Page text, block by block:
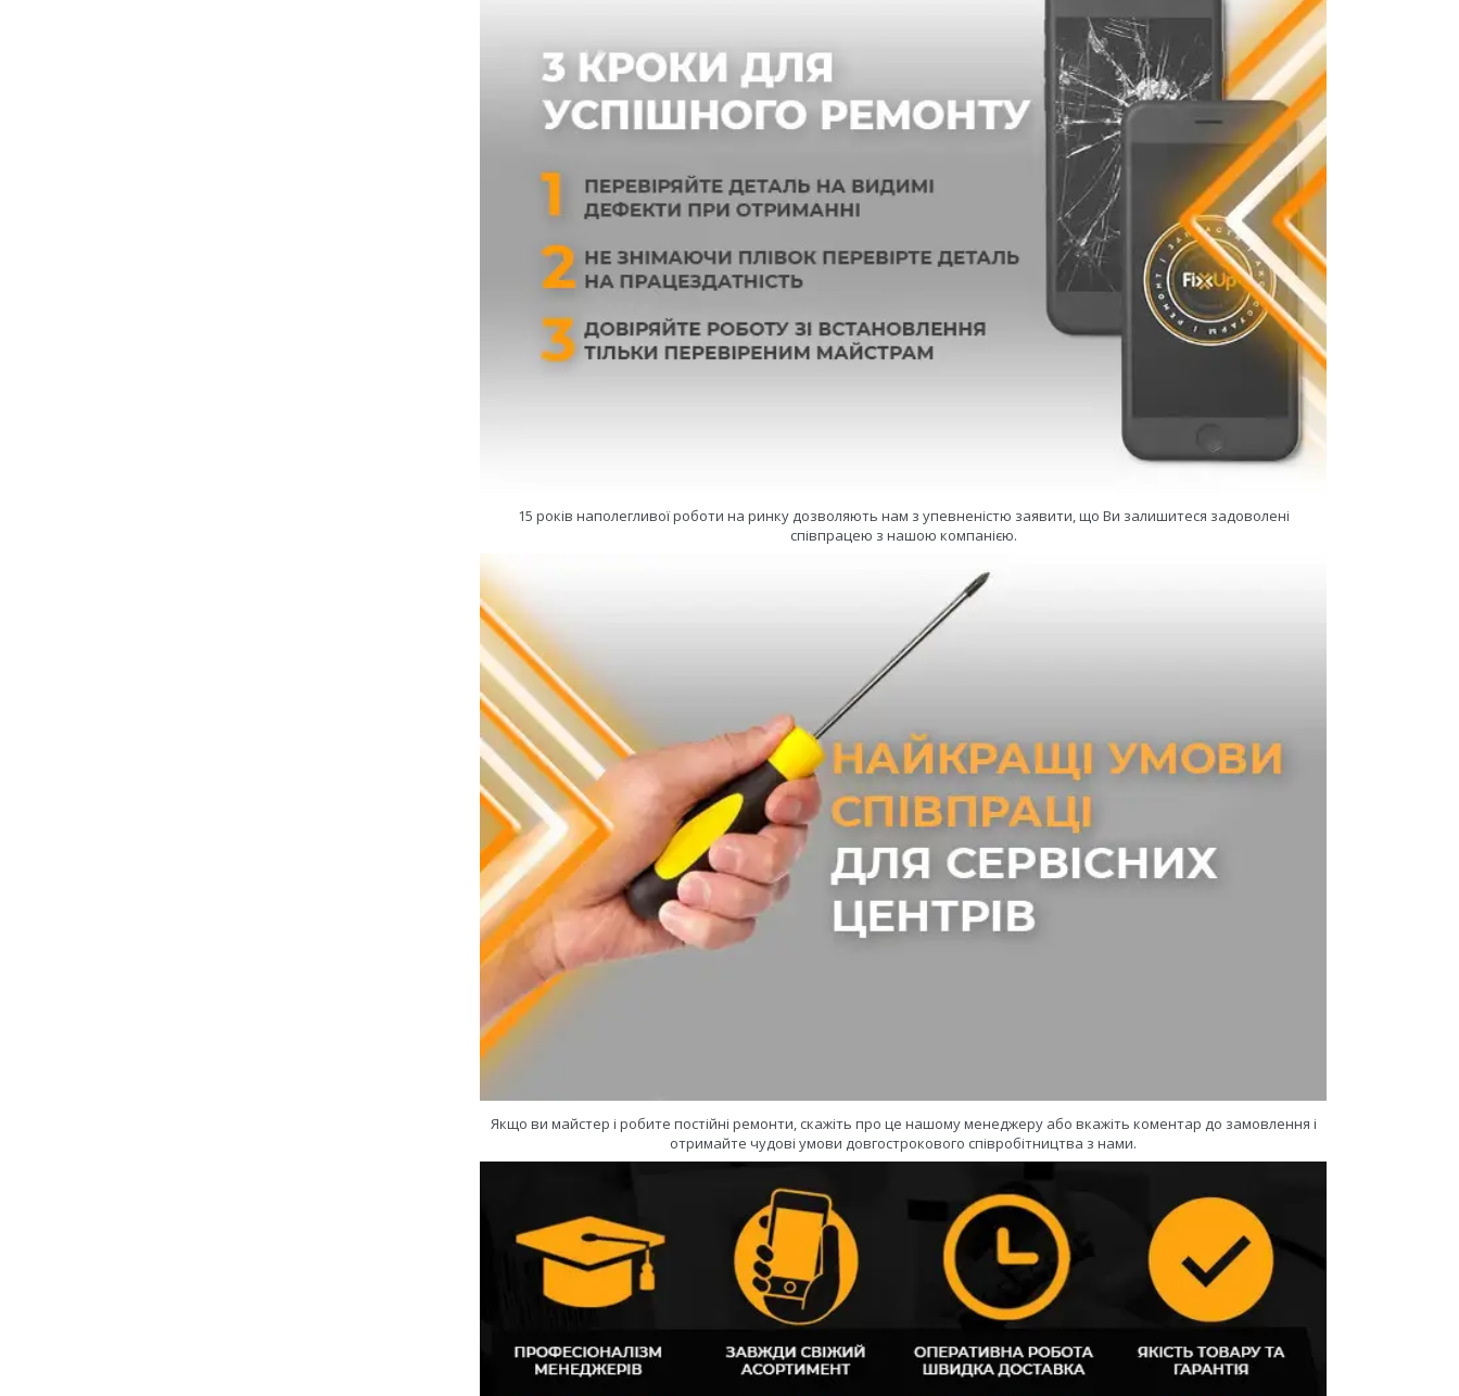
15 років наполегливої роботи на ринку дозволяють нам з упевненістю заявити, що Ви залишитеся задоволені
співпрацею з нашою компанією.
Якщо ви майстер і робите постійні ремонти, скажіть про це нашому менеджеру або вкажіть коментар до замовлення і
отримайте чудові умови довгострокового співробітництва з нами.